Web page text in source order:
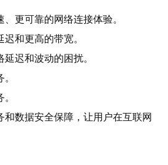
更可靠的网络连接体验。
和更高的带宽。
迟和波动的困扰。
数据安全保障，让用户在互联网